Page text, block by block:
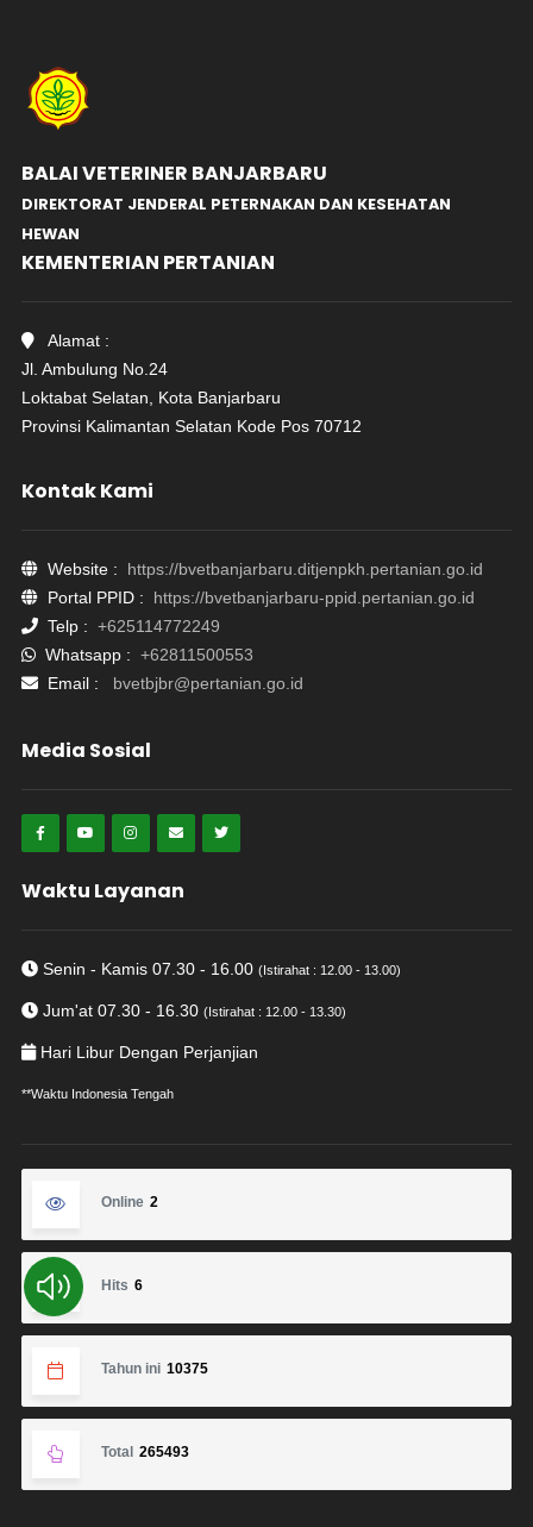
BALAI VETERINER BANJARBARU
DIREKTORAT JENDERAL PETERNAKAN DAN KESEHATAN
HEWAN
KEMENTERIAN PERTANIAN
Alamat :
Jl. Ambulung No.24
Loktabat Selatan, Kota Banjarbaru
Provinsi Kalimantan Selatan Kode Pos 70712
Kontak Kami
Website : https://bvetbanjarbaru.ditjenpkh.pertanian.go.id
Portal PPID : https://bvetbanjarbaru-ppid.pertanian.go.id
Telp : +625114772249
Whatsapp : +62811500553
Email :
bvetbjbr@pertanian.go.id
Media Sosial
Waktu Layanan
Senin - Kamis 07.30 - 16.00 (Istirahat : 12.00 - 13.00)
Jum'at 07.30 - 16.30 (Istirahat : 12.00 - 13.30)
Hari Libur Dengan Perjanjian
**Waktu Indonesia Tengah
Online 2
Hits 6
Tahun ini 10375
Total 265493